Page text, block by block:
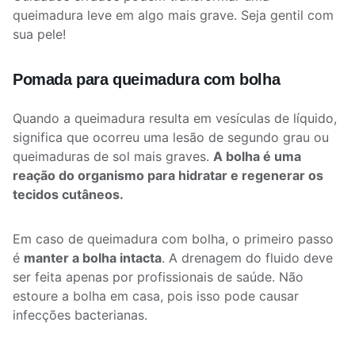
queimadura leve em algo mais grave. Seja gentil com
sua pele!
Pomada para queimadura com bolha
Quando a queimadura resulta em vesículas de líquido,
significa que ocorreu uma lesão de segundo grau ou
queimaduras de sol mais graves. A bolha é uma
reação do organismo para hidratar e regenerar os
tecidos cutâneos.
Em caso de queimadura com bolha, o primeiro passo
é manter a bolha intacta. A drenagem do fluido deve
ser feita apenas por profissionais de saúde. Não
estoure a bolha em casa, pois isso pode causar
infecções bacterianas.